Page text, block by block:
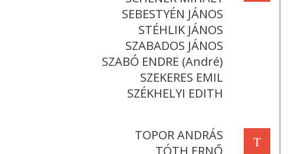
SEBESTYÉN JÁNOS
STÉHLIK JÁNOS
SZABADOS JÁNOS
SZABÓ ENDRE (André)
SZEKERES EMIL
SZÉKHELYI EDITH
T
TOPOR ANDRÁS
TÓTH ERNŐ